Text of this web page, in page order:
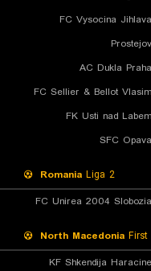
FC Vysocina Jihlava
Prostejov
AC Dukla Praha
FC Sellier & Bellot Vlasim
FK Usti nad Labem
SFC Opava
Romania Liga 2
FC Unirea 2004 Slobozia
North Macedonia First
KF Shkendija Haracine